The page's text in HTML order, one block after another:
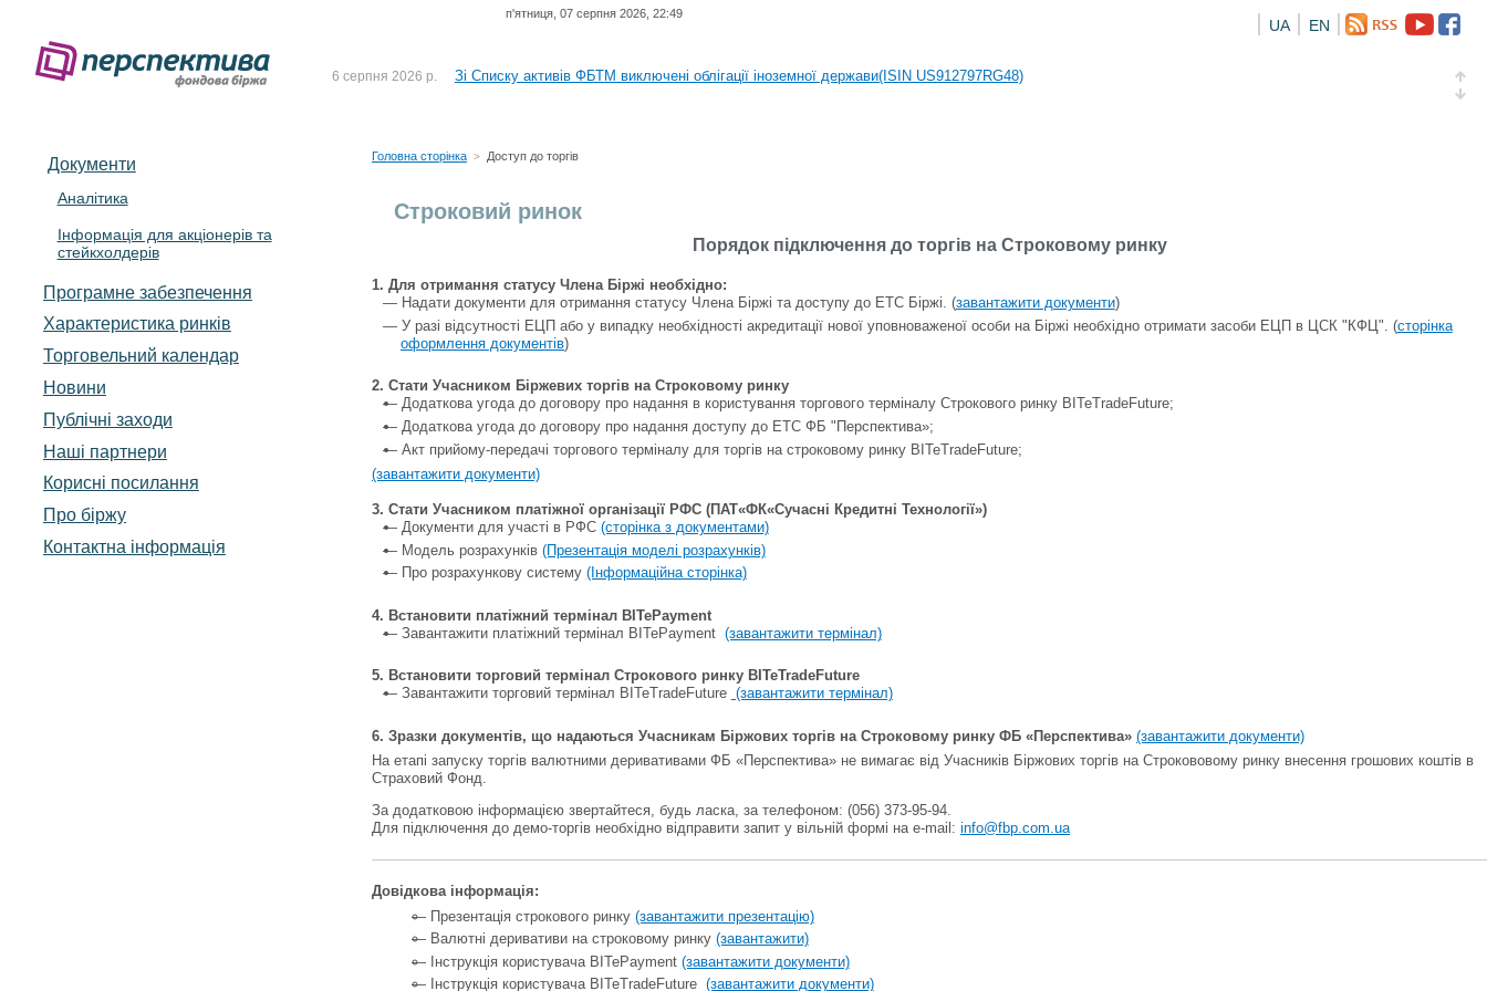
п'ятниця, 07 серпня 2026, 22:49
EN
UA
До Списку активів регульованого фондового ринку (РФР) включена Корпоративна облігація відсоткова електронна іменна (ISIN UA5000016726)
6 серпня 2026 р. Зі Списку активів ФБТМ виключені облігації іноземної держави(ISIN US912797RG48)
5 серпня 2026 р. Зі списку активів РФР виключені Облігація внутрішніх державних позик України (ISIN UA4000232607)
До Списку активів регульованого фондового ринку (РФР) включена Корпоративна облігація відсоткова електронна іменна (ISIN UA5000016726)
6 серпня 2026 р. Зі Списку активів ФБТМ виключені облігації іноземної держави(ISIN US912797RG48)
Документи
Аналітика
Інформація для акціонерів та
стейкхолдерів
Програмне забезпечення
Характеристика pинків
Торговельний календар
Новини
Публічні заходи
Наші партнери
Корисні посилання
Про біржу
Контактна інформація
Головна сторінка > Доступ до торгів
Строковий ринок
Порядок підключення до торгів на Строковому ринку
1. Для отримання статусу Члена Біржі необхідно:
Надати документи для отримання статусу Члена Біржі та доступу до ЕТС Біржі. (завантажити документи)
У разі відсутності ЕЦП або у випадку необхідності акредитації нової уповноваженої особи на Біржі необхідно отримати засоби ЕЦП в ЦСК "КФЦ". (сторінка
оформлення документів)
2. Стати Учасником Біржевих торгів на Строковому ринку
Додаткова угода до договору про надання в користування торгового терміналу Строкового ринку BITeTradeFuture;
Додаткова угода до договору про надання доступу до ЕТС ФБ "Перспектива»;
Акт прийому-передачі торгового терміналу для торгів на строковому ринку BITeTradeFuture;
(завантажити документи)
3. Стати Учасником платіжної організації РФС (ПАТ«ФК«Сучасні Кредитні Технології»)
Документи для участі в РФС (сторінка з документами)
Модель розрахунків (Презентація моделі розрахунків)
Про розрахункову систему (Інформаційна сторінка)
4. Встановити платіжний термінал BITePayment
Завантажити платіжний термінал BITePayment (завантажити термінал)
5. Встановити торговий термінал Строкового ринку BITeTradeFuture
Завантажити торговий термінал BITeTradeFuture (завантажити термінал)
6. Зразки документів, що надаються Учасникам Біржових торгів на Строковому ринку ФБ «Перспектива» (завантажити документи)
На етапі запуску торгів валютними деривативами ФБ «Перспектива» не вимагає від Учасників Біржових торгів на Строкововому ринку внесення грошових коштів в
Страховий Фонд.
За додатковою інформацією звертайтеся, будь ласка, за телефоном: (056) 373-95-94.
Для підключення до демо-торгів необхідно відправити запит у вільній формі на e-mail: info@fbp.com.ua
Довідкова інформація:
Презентація строкового ринку (завантажити презентацію)
Валютні деривативи на строковому ринку (завантажити)
Інструкція користувача BITePayment (завантажити документи)
Інструкція користувача BITeTradeFuture (завантажити документи)